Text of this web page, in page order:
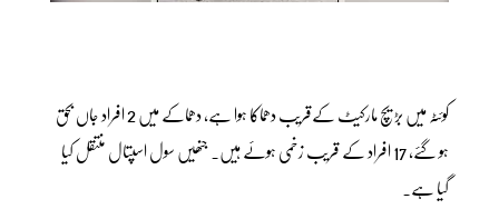
کوئٹہ میں بڑیچ مارکیٹ کےقریب دھماکا ہوا ہے، دھماکے میں 2 افراد جاں بحق
ہو گئے، 17 افراد کے قریب زخمی ہوئے ہیں۔ جنھیں سول اسپتال منتقل کیا
گیا ہے۔